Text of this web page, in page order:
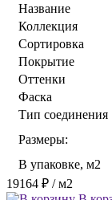
Название
Коллекция
Сортировка
Покрытие
Оттенки
Фаска
Тип соединения
Размеры:
В упаковке, м2
19164 ₽ / м2